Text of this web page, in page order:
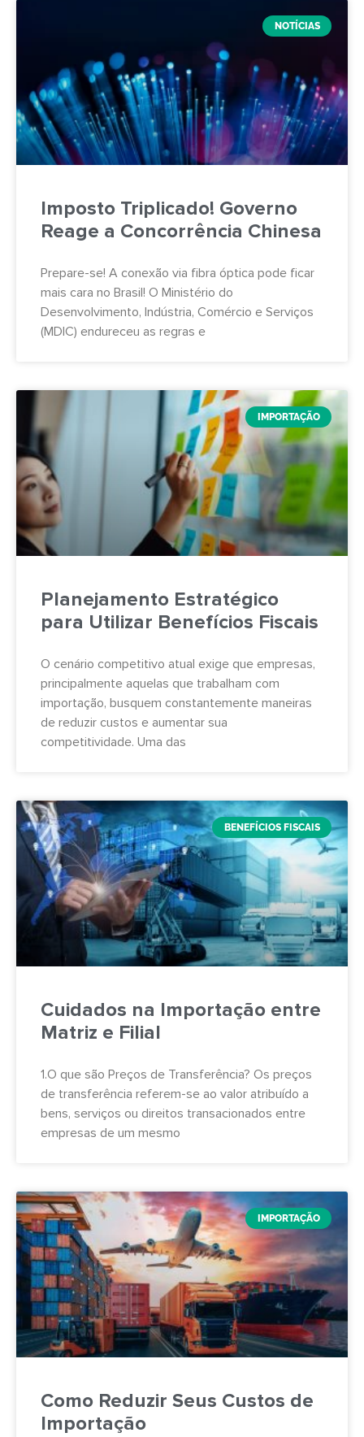
NOTÍCIAS
Imposto Triplicado! Governo
Reage a Concorrência Chinesa
Prepare-se! A conexão via fibra óptica pode ficar
mais cara no Brasil! O Ministério do
Desenvolvimento, Indústria, Comércio e Serviços
(MDIC) endureceu as regras e
IMPORTAÇÃO
Planejamento Estratégico
para Utilizar Benefícios Fiscais
O cenário competitivo atual exige que empresas,
principalmente aquelas que trabalham com
importação, busquem constantemente maneiras
de reduzir custos e aumentar sua
competitividade. Uma das
BENEFÍCIOS FISCAIS
Cuidados na Importação entre
Matriz e Filial
1.O que são Preços de Transferência? Os preços
de transferência referem-se ao valor atribuído a
bens, serviços ou direitos transacionados entre
empresas de um mesmo
IMPORTAÇÃO
Como Reduzir Seus Custos de
Importação